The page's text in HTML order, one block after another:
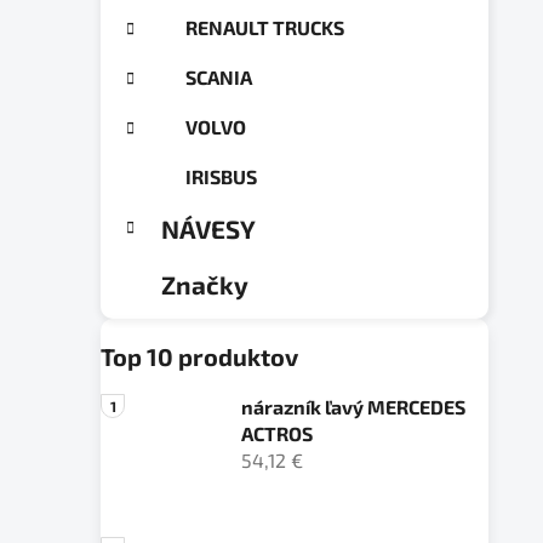
RENAULT TRUCKS
SCANIA
VOLVO
IRISBUS
NÁVESY
Značky
Top 10 produktov
nárazník ľavý MERCEDES
ACTROS
54,12 €